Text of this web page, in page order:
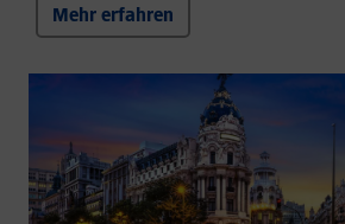
Mehr erfahren